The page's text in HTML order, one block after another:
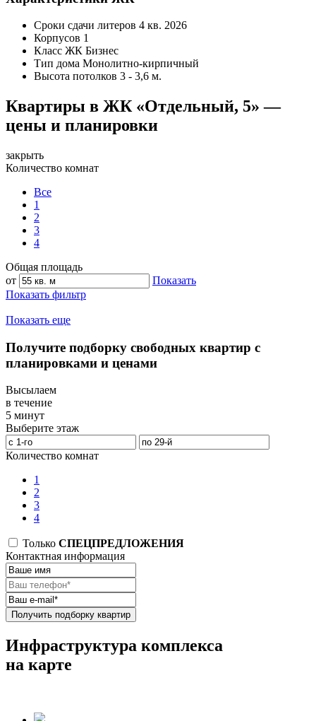
Сроки сдачи литеров 4 кв. 2026
Корпусов 1
Класс ЖК Бизнес
Тип дома Монолитно-кирпичный
Высота потолков 3 - 3,6 м.
Квартиры в ЖК «Отдельный, 5» —
цены и планировки
закрыть
Количество комнат
Все
1
2
3
4
Общая площадь
от
Показать
Показать фильтр
Показать еще
Получите подборку свободных квартир с
планировками и ценами
Высылаем
в течение
5 минут
Выберите этаж
Количество комнат
1
2
3
4
Только СПЕЦПРЕДЛОЖЕНИЯ
Контактная информация
Получить подборку квартир
Инфраструктура комплекса
на карте